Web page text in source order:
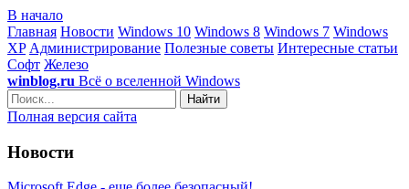
В начало
Главная Новости Windows 10 Windows 8 Windows 7 Windows
XP Администрирование Полезные советы Интересные статьи
Софт Железо
winblog.ru Всё о вселенной Windows
Найти
Полная версия сайта
Новости